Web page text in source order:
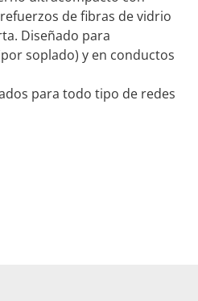
de fibras de vidrio
Diseñado para
soplado) y en conductos
para todo tipo de redes